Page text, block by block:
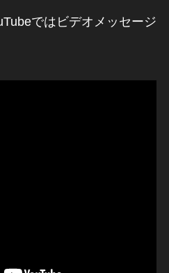
ではビデオメッセージ